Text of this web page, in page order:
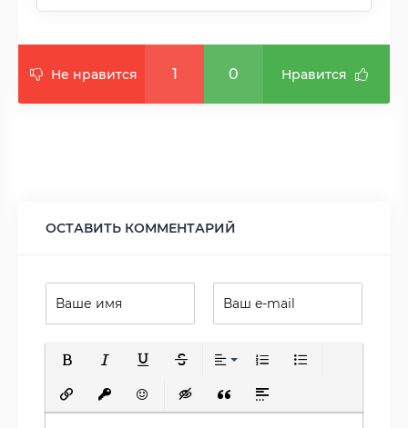
Не нравится 1 0 Нравится
ОСТАВИТЬ КОММЕНТАРИЙ
Подчеркнутый
Зачеркнутый
Вставить ссылку
Вставить защищенную ссылку
Вставить смайлик
Вставка скрытого текста
Вставка цитаты
Вставка спойлера